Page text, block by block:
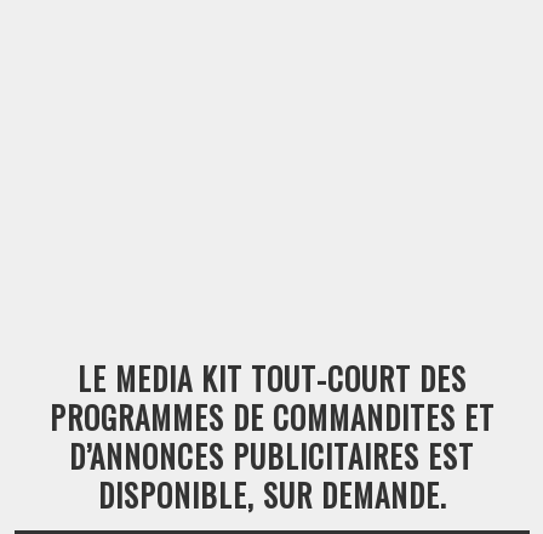
LE MEDIA KIT TOUT-COURT DES
PROGRAMMES DE COMMANDITES ET
D’ANNONCES PUBLICITAIRES EST
DISPONIBLE, SUR DEMANDE.